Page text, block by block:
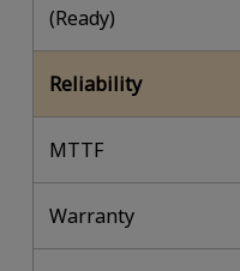
(Ready)
Reliability
MTTF
Warranty